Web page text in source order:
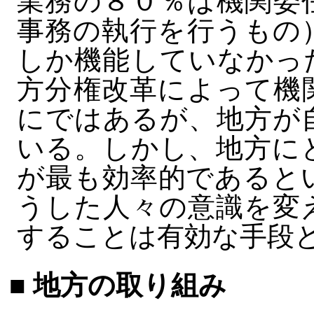
事務の執行を行うもの
しか機能していなか
方分権改革によって機
にではあるが、地方
いる。しかし、地方
が最も効率的である
うした人々の意識を
することは有効な手段
■ 地方の取り組み